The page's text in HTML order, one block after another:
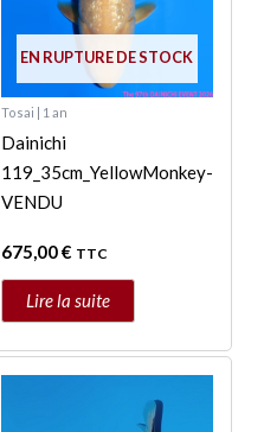
EN RUPTURE DE STOCK
Tosai | 1 an
Dainichi
119_35cm_YellowMonkey-
VENDU
675,00€ TTC
Lire la suite